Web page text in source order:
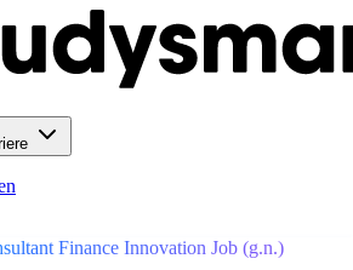
Finance Innovation Job (g.n.)